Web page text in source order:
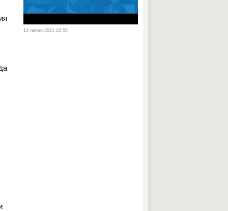
13 липня 2021 22:55